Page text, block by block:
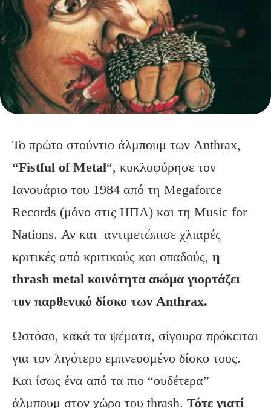
Το πρώτο στούντιο άλμπουμ των Anthrax,
“Fistful of Metal“, κυκλοφόρησε τον
Ιανουάριο του 1984 από τη Megaforce
Records (μόνο στις ΗΠΑ) και τη Music for
Nations. Αν και αντιμετώπισε χλιαρές
κριτικές από κριτικούς και οπαδούς, η
thrash metal κοινότητα ακόμα γιορτάζει
τον παρθενικό δίσκο των Anthrax.
Ωστόσο, κακά τα ψέματα, σίγουρα πρόκειται
για τον λιγότερο εμπνευσμένο δίσκο τους.
Και ίσως ένα από τα πιο “ουδέτερα”
άλμπουμ στον χώρο του thrash. Τότε γιατί